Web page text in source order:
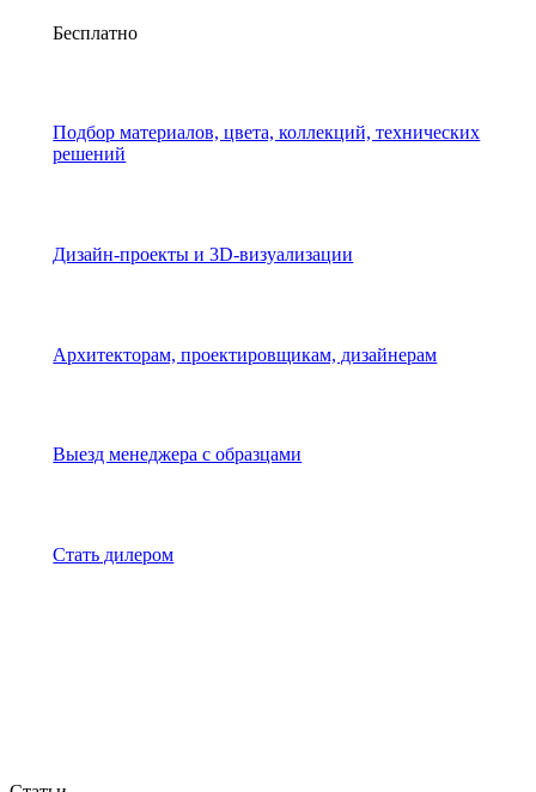
Бесплатно
Подбор материалов, цвета, коллекций, технических
решений
Дизайн-проекты и 3D-визуализации
Архитекторам, проектировщикам, дизайнерам
Выезд менеджера с образцами
Стать дилером